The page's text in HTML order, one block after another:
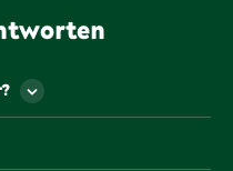
jene
die den